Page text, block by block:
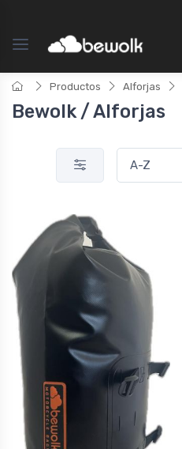
Productos Alforjas
Bewolk / Alforjas